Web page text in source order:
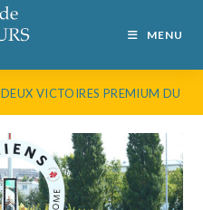
MENU
DEUX VICTOIRES PREMIUM DU